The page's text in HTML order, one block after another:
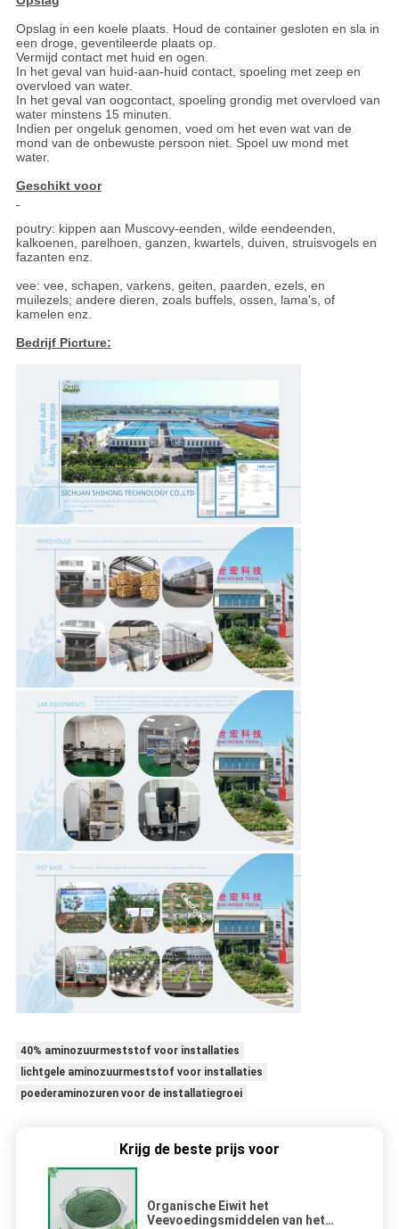
Opslag in een koele plaats. Houd de container gesloten en sla in
een droge, geventileerde plaats op.
Vermijd contact met huid en ogen.
In het geval van huid-aan-huid contact, spoeling met zeep en
overvloed van water.
In het geval van oogcontact, spoeling grondig met overvloed van
water minstens 15 minuten.
Indien per ongeluk genomen, voed om het even wat van de
mond van de onbewuste persoon niet. Spoel uw mond met
water.
Geschikt voor
poutry: kippen aan Muscovy-eenden, wilde eendeenden,
kalkoenen, parelhoen, ganzen, kwartels, duiven, struisvogels en
fazanten enz.
vee: vee, schapen, varkens, geiten, paarden, ezels, en
muilezels; andere dieren, zoals buffels, ossen, lama's, of
kamelen enz.
Bedrijf Picrture:
40% aminozuurmeststof voor installaties
lichtgele aminozuurmeststof voor installaties
poederaminozuren voor de installatiegroei
Krijg de beste prijs voor
Organische Eiwit het
Veevoedingsmiddelen van het